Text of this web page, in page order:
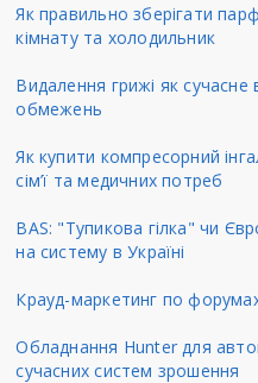
Як правильно зберігати
кімнату та холодильник
Видалення грижі як
обмежень
Як купити компресорний
сім’ї та медичних потреб
BAS: "Тупикова гілка" чи
на систему в Україні
Крауд-маркетинг по
Обладнання Hunter для
сучасних систем зрошення